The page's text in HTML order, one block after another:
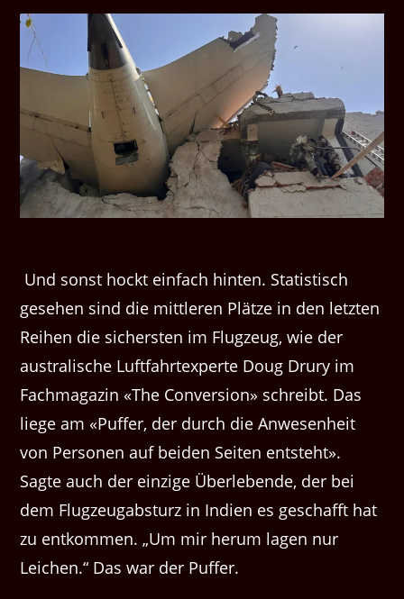
Und sonst hockt einfach hinten. Statistisch
gesehen sind die mittleren Plätze in den letzten
Reihen die sichersten im Flugzeug, wie der
australische Luftfahrtexperte Doug Drury im
Fachmagazin «The Conversion» schreibt. Das
liege am «Puffer, der durch die Anwesenheit
von Personen auf beiden Seiten entsteht».
Sagte auch der einzige Überlebende, der bei
dem Flugzeugabsturz in Indien es geschafft hat
zu entkommen. „Um mir herum lagen nur
Leichen.“ Das war der Puffer.